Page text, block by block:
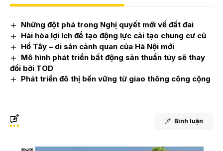
Những đột phá trong Nghị quyết mới về đất đai
Hài hòa lợi ích để tạo động lực cải tạo chung cư cũ
Hồ Tây – di sản cảnh quan của Hà Nội mới
Mô hình phát triển bất động sản thuần túy sẽ thay
đổi bởi TOD
Phát triển đô thị bền vững từ giao thông công cộng
Bình luận